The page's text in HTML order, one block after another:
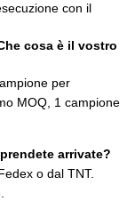
con il
cosa è il vostro
per
MOQ, 1 campione
arrivate?
o dal TNT.